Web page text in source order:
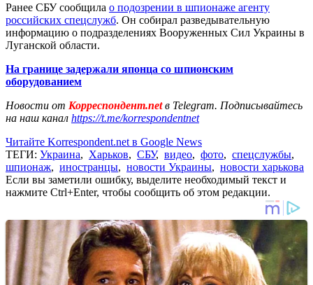
Ранее СБУ сообщила о подозрении в шпионаже агенту
российских спецслужб. Он собирал разведывательную
информацию о подразделениях Вооруженных Сил Украины в
Луганской области.
На границе задержали японца со шпионским
оборудованием
Новости от Корреспондент.netв Telegram. Подписывайтесь
на наш канал https://t.me/korrespondentnet
Читайте Korrespondent.net в Google News
ТЕГИ: Украина, Харьков, СБУ, видео, фото, спецслужбы,
шпионаж, иностранцы, новости Украины, новости харькова
Если вы заметили ошибку, выделите необходимый текст и
нажмите Ctrl+Enter, чтобы сообщить об этом редакции.